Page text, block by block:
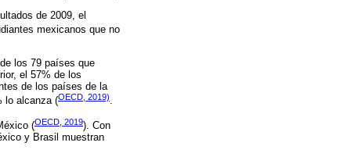
de 2009, el
mexicanos que no
los 79 países que
el 57% de los
de los países de la
lo alcanza (OECD, 2019).
(OECD, 2019). Con
y Brasil muestran